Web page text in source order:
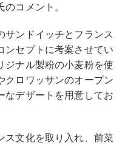
コメント。
サンドイッチとフランス
ンセプトに考案させてい
ジナル製粉の小麦粉を使
クロワッサンのオープン
なデザートを用意してお
ス文化を取り入れ、前菜